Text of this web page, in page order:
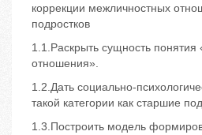
коррекции межличностных
подростков
1.1.Раскрыть сущность
отношения».
1.2.Дать социально-
такой категории как старшие
1.3.Построить модель